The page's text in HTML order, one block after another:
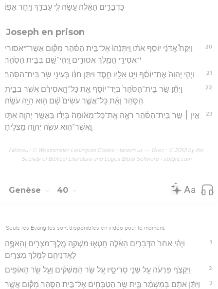
כַּדְּבָרִ֣ים הָאֵ֔לֶּה עָ֥שָׂהּ לִ֖י עַבְדֶּ֑ךָ וַיִּ֖חַר אַפּֽוֹ׃
Joseph en prison
20
וַיִּקַּח֩ אֲדֹנֵ֨י יוֹסֵ֜ף אֹת֗וֹ וַֽיִּתְּנֵ֙הוּ֙ אֶל־בֵּ֣ית הַסֹּ֔הַר מְק֕וֹם אֲשֶׁר־*אסורי
**אֲסִירֵ֥י הַמֶּ֖לֶךְ אֲסוּרִ֑ים וַֽיְהִי־שָׁ֖ם בְּבֵ֥ית הַסֹּֽהַר׃
21 וַיְהִ֤י יְהוָה֙ אֶת־יוֹסֵ֔ף וַיֵּ֥ט אֵלָ֖יו חָ֑סֶד וַיִּתֵּ֣ן חִנּ֔וֹ בְּעֵינֵ֖י שַׂ֥ר בֵּית־הַסֹּֽהַר׃
22
וַיִּתֵּ֞ן שַׂ֤ר בֵּית־הַסֹּ֙הַר֙ בְּיַד־יוֹסֵ֔ף אֵ֚ת כָּל־הָ֣אֲסִירִ֔ם אֲשֶׁ֖ר בְּבֵ֣ית
הַסֹּ֑הַר וְאֵ֨ת כָּל־אֲשֶׁ֤ר עֹשִׂים֙ שָׁ֔ם ה֖וּא הָיָ֥ה עֹשֶֽׂה׃
23
אֵ֣ין ׀ שַׂ֣ר בֵּית־הַסֹּ֗הַר רֹאֶ֤ה אֶֽת־כָּל־מְא֙וּמָה֙ בְּיָד֔וֹ בַּאֲשֶׁ֥ר יְהוָ֖ה אִתּ֑וֹ
וַֽאֲשֶׁר־ה֥וּא עֹשֶׂ֖ה יְהוָ֥ה מַצְלִֽיחַ׃
Hébreu : © Westminster Leningrad Codex - tanach.us --- Grec : © 2010 by the
Society of Biblical Literature and Logos Bible Software - sblgnt.com
Genèse 40
Seuls les Évangiles sont disponibles en vidéo pour le moment.
1
וַיְהִ֗י אַחַר֙ הַדְּבָרִ֣ים הָאֵ֔לֶּה חָֽטְא֛וּ מַשְׁקֵ֥ה מֶֽלֶךְ־מִצְרַ֖יִם וְהָאֹפֶ֑ה
לַאֲדֹנֵיהֶ֖ם לְמֶ֥לֶךְ מִצְרָֽיִם׃
2 וַיִּקְצֹ֣ף פַּרְעֹ֔ה עַ֖ל שְׁנֵ֣י סָרִיסָ֑יו עַ֚ל שַׂ֣ר הַמַּשְׁקִ֔ים וְעַ֖ל שַׂ֥ר הָאוֹפִֽים׃
3
וַיִּתֵּ֨ן אֹתָ֜ם בְּמִשְׁמַ֗ר בֵּ֛ית שַׂ֥ר הַטַבָּחִ֖ים אֶל־בֵּ֣ית הַסֹּ֑הַר מְק֕וֹם אֲשֶׁ֥ר